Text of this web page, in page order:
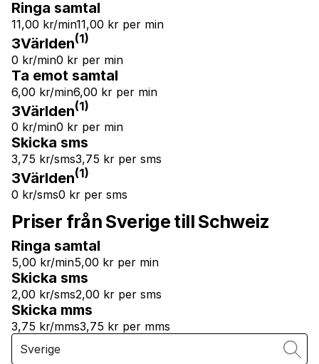
Ringa samtal
11,00 kr/min11,00 kr per min
3Världen(1)
0 kr/min0 kr per min
Ta emot samtal
6,00 kr/min6,00 kr per min
3Världen(1)
0 kr/min0 kr per min
Skicka sms
3,75 kr/sms3,75 kr per sms
3Världen(1)
0 kr/sms0 kr per sms
Priser från Sverige till Schweiz
Ringa samtal
5,00 kr/min5,00 kr per min
Skicka sms
2,00 kr/sms2,00 kr per sms
Skicka mms
3,75 kr/mms3,75 kr per mms